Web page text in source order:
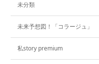
未分類
未来予想図！「コラージュ」
私story premium